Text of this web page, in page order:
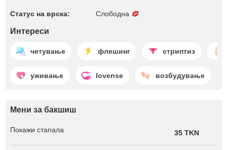
Статус на врска: Слободна
Интереси
четување флешинг стриптиз
уживање lovense возбудување
Мени за бакшиш
Покажи стапала 35 TKN